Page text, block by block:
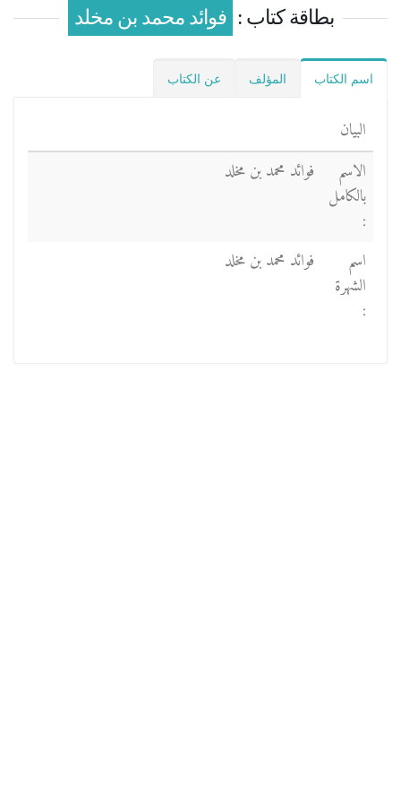
بطاقة كتاب : فوائد محمد بن مخلد
اسم الكتاب المؤلف عن الكتاب
البيان
الاسم
بالكامل
:
فوائد محمد بن مخلد
اسم
الشهرة
:
فوائد محمد بن مخلد